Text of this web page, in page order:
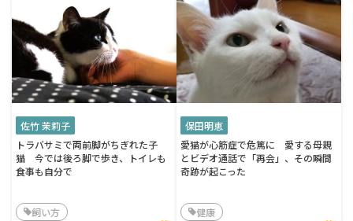
佐竹 茉莉子
トラバサミで両前脚がちぎれた子
猫 今では後ろ脚で歩き、トイレも
食事も自分で
飼い方
保田明恵
愛猫が心筋症で危篤に 愛する母親
とビデオ通話で「再会」、その瞬間
奇跡が起こった
健康